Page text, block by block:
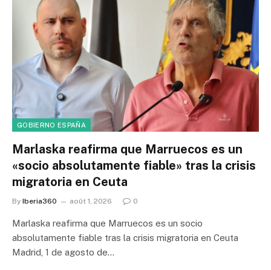
GOBIERNO ESPAÑA
Marlaska reafirma que Marruecos es un
«socio absolutamente fiable» tras la crisis
migratoria en Ceuta
By Iberia360 août 1, 2026 0
Marlaska reafirma que Marruecos es un socio
absolutamente fiable tras la crisis migratoria en Ceuta
Madrid, 1 de agosto de…